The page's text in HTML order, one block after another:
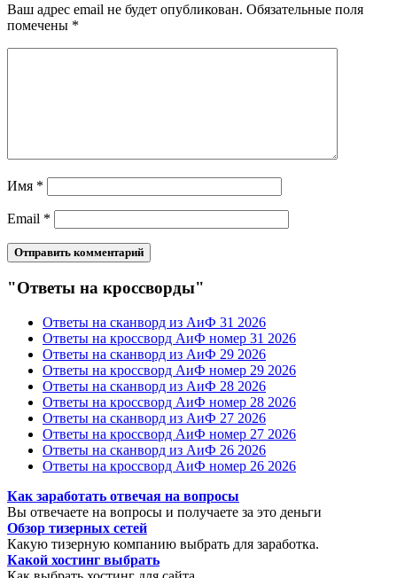
Ваш адрес email не будет опубликован. Обязательные поля
помечены *
Имя *
Email *
"Ответы на кроссворды"
Ответы на сканворд из АиФ 31 2026
Ответы на кроссворд АиФ номер 31 2026
Ответы на сканворд из АиФ 29 2026
Ответы на кроссворд АиФ номер 29 2026
Ответы на сканворд из АиФ 28 2026
Ответы на кроссворд АиФ номер 28 2026
Ответы на сканворд из АиФ 27 2026
Ответы на кроссворд АиФ номер 27 2026
Ответы на сканворд из АиФ 26 2026
Ответы на кроссворд АиФ номер 26 2026
Как заработать отвечая на вопросы
Вы отвечаете на вопросы и получаете за это деньги
Обзор тизерных сетей
Какую тизерную компанию выбрать для заработка.
Какой хостинг выбрать